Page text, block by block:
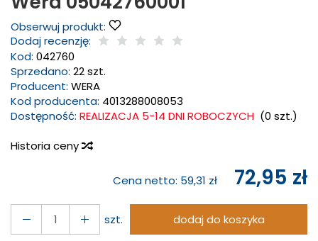
Obserwuj produkt:
Dodaj recenzję:
Kod: 042760
Sprzedano: 22 szt.
Producent: WERA
Kod producenta: 4013288008053
Dostępność: REALIZACJA 5-14 DNI ROBOCZYCH (0 szt.)
Historia ceny
Cena netto: 59,31 zł 72,95 zł
szt.
dodaj do koszyka